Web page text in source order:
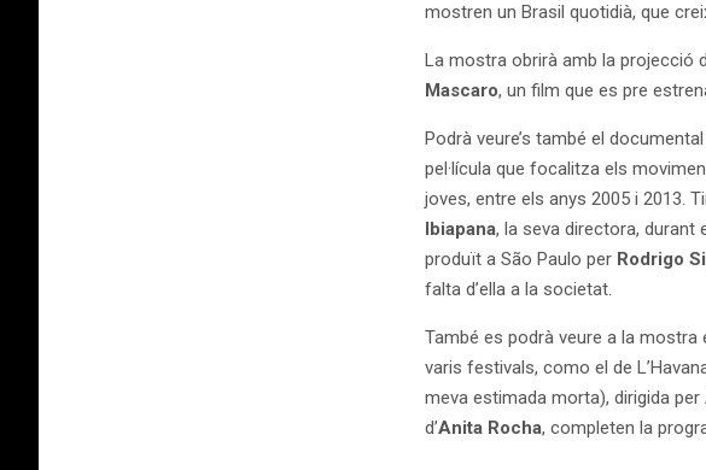
mostren un Brasil quotidià, que
La mostra obrirà amb la projecció
Mascaro, un film que es pre
Podrà veure’s també el documental
pel·lícula que focalitza els
joves, entre els anys 2005 i 2013.
Ibiapana, la seva directora, durant
produït a São Paulo per Rodrigo
falta d’ella a la societat.
També es podrà veure a la mostra
varis festivals, como el de
meva estimada morta), dirigida per
d’Anita Rocha, completen la